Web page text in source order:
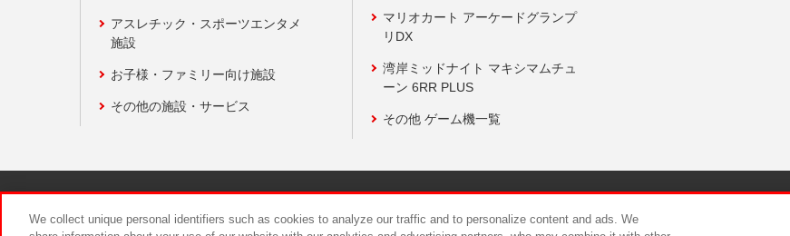
アスレチック・スポーツエンタメ
施設
お子様・ファミリー向け施設
その他の施設・サービス
マリオカート アーケードグランプ
リDX
湾岸ミッドナイト マキシマムチュ
ーン 6RR PLUS
その他 ゲーム機一覧
We collect unique personal identifiers such as cookies to analyze our traffic and to personalize content and ads. We